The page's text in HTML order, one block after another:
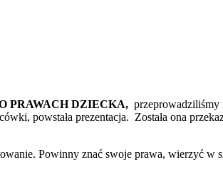
PRAWACH DZIECKA, przeprowadziliśmy
powstała prezentacja. Została ona
Powinny znać swoje prawa, wierzyć w